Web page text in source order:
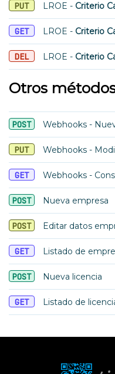
PUT LROE - Criterio
GET LROE - Criterio
DEL LROE - Criterio
Otros
POST Webhooks -
PUT Webhooks -
GET Webhooks -
POST Nueva empresa
POST Editar datos
GET Listado de
POST Nueva licencia
GET Listado de